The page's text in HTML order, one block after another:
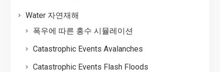
Water 자연재해
폭우에 따른 홍수 시뮬레이션
Catastrophic Events Avalanches
Catastrophic Events Flash Floods